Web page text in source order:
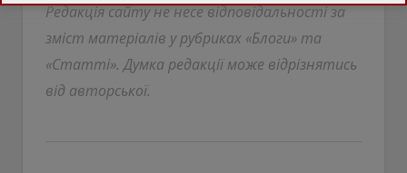
Редакція сайту не несе відповідальності за
зміст матеріалів у рубриках «Блоги» та
«Статті». Думка редакції може відрізнятись
від авторської.